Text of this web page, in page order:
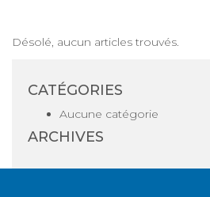
Désolé, aucun articles trouvés.
CATÉGORIES
Aucune catégorie
ARCHIVES